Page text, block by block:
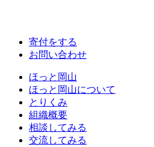
寄付をする
お問い合わせ
ほっと岡山
ほっと岡山について
とりくみ
組織概要
相談してみる
交流してみる